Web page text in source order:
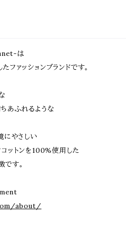
は
ファッションブランドです。
あふれるような
にやさしい
ットンを100%使用した
す。
about/